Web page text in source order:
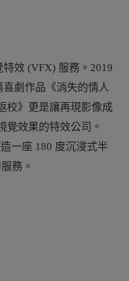
效 (VFX) 服務。2019
劇作品《消失的情人
校》更是讓再現影像成
覺效果的特效公司。
一座 180 度沉浸式半
務。